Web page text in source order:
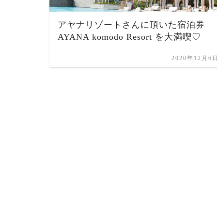
アヤナリゾートさんに頂いた宿泊券
AYANA komodo Resort を大満喫♡
2020年12月6